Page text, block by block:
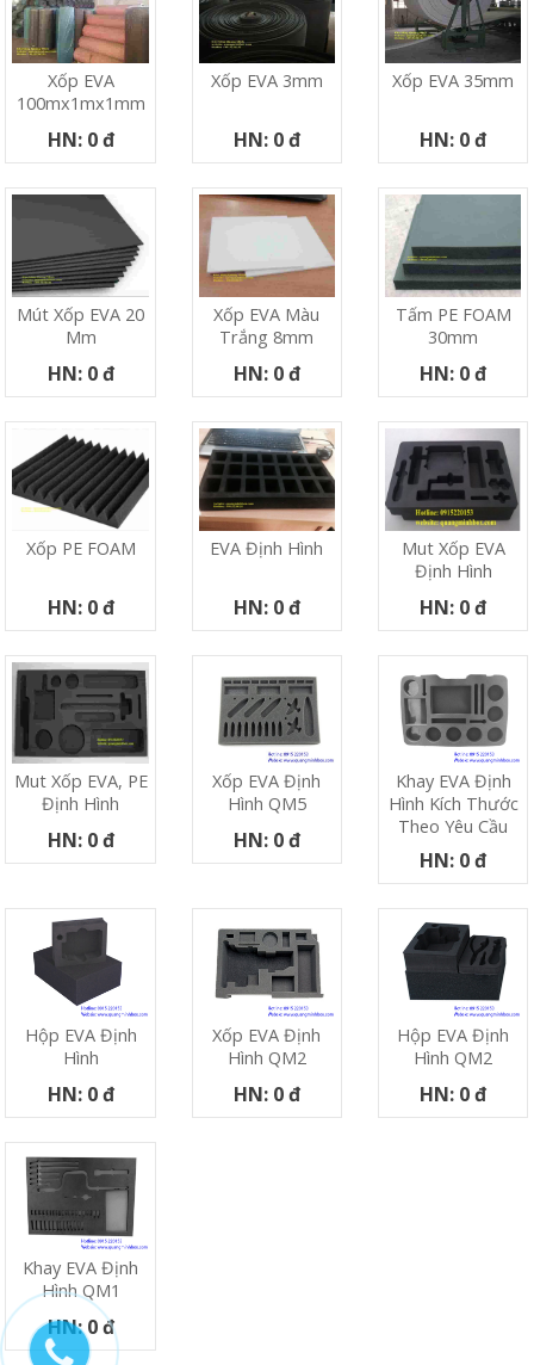
Xốp EVA
100mx1mx1mm
HN: 0 đ
Xốp EVA 3mm
HN: 0 đ
Xốp EVA 35mm
HN: 0 đ
Mút Xốp EVA 20
Mm
HN: 0 đ
Xốp EVA Màu
Trắng 8mm
HN: 0 đ
Tấm PE FOAM
30mm
HN: 0 đ
Xốp PE FOAM
HN: 0 đ
EVA Định Hình
HN: 0 đ
Mut Xốp EVA
Định Hình
HN: 0 đ
Mut Xốp EVA, PE
Định Hình
HN: 0 đ
Xốp EVA Định
Hình QM5
HN: 0 đ
Khay EVA Định
Hình Kích Thước
Theo Yêu Cầu
HN: 0 đ
Hộp EVA Định
Hình
HN: 0 đ
Xốp EVA Định
Hình QM2
HN: 0 đ
Hộp EVA Định
Hình QM2
HN: 0 đ
Khay EVA Định
Hình QM1
HN: 0 đ